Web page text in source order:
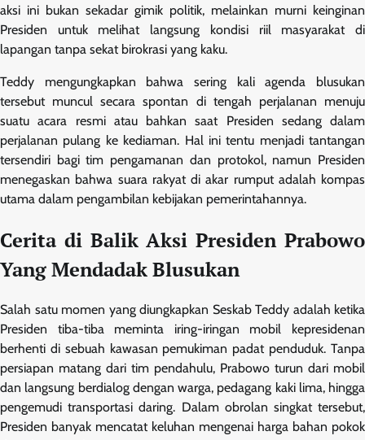
aksi ini bukan sekadar gimik politik, melainkan murni keinginan
Presiden untuk melihat langsung kondisi riil masyarakat di
lapangan tanpa sekat birokrasi yang kaku.
Teddy mengungkapkan bahwa sering kali agenda blusukan
tersebut muncul secara spontan di tengah perjalanan menuju
suatu acara resmi atau bahkan saat Presiden sedang dalam
perjalanan pulang ke kediaman. Hal ini tentu menjadi tantangan
tersendiri bagi tim pengamanan dan protokol, namun Presiden
menegaskan bahwa suara rakyat di akar rumput adalah kompas
utama dalam pengambilan kebijakan pemerintahannya.
Cerita di Balik Aksi Presiden Prabowo
Yang Mendadak Blusukan
Salah satu momen yang diungkapkan Seskab Teddy adalah ketika
Presiden tiba-tiba meminta iring-iringan mobil kepresidenan
berhenti di sebuah kawasan pemukiman padat penduduk. Tanpa
persiapan matang dari tim pendahulu, Prabowo turun dari mobil
dan langsung berdialog dengan warga, pedagang kaki lima, hingga
pengemudi transportasi daring. Dalam obrolan singkat tersebut,
Presiden banyak mencatat keluhan mengenai harga bahan pokok